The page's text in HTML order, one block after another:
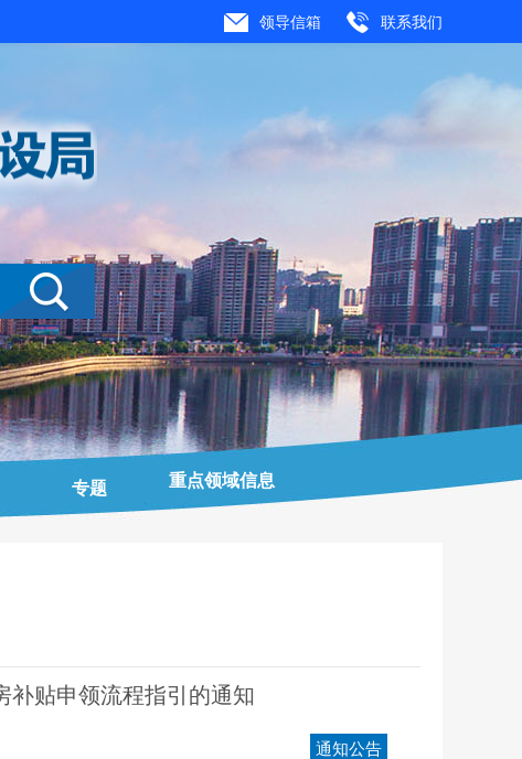
领导信箱 联系我们
专题 重点领域信息
补贴申领流程指引的通知
通知公告